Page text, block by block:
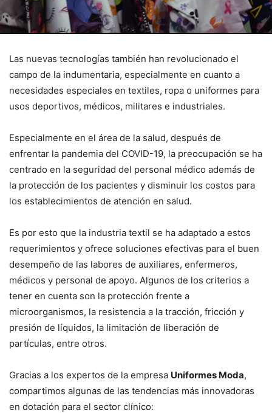
Las nuevas tecnologías también han revolucionado el
campo de la indumentaria, especialmente en cuanto a
necesidades especiales en textiles, ropa o uniformes para
usos deportivos, médicos, militares e industriales.
Especialmente en el área de la salud, después de
enfrentar la pandemia del COVID-19, la preocupación se ha
centrado en la seguridad del personal médico además de
la protección de los pacientes y disminuir los costos para
los establecimientos de atención en salud.
Es por esto que la industria textil se ha adaptado a estos
requerimientos y ofrece soluciones efectivas para el buen
desempeño de las labores de auxiliares, enfermeros,
médicos y personal de apoyo. Algunos de los criterios a
tener en cuenta son la protección frente a
microorganismos, la resistencia a la tracción, fricción y
presión de líquidos, la limitación de liberación de
partículas, entre otros.
Gracias a los expertos de la empresa Uniformes Moda,
compartimos algunas de las tendencias más innovadoras
en dotación para el sector clínico: